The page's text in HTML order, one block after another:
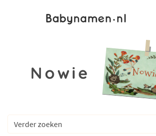
Nowie